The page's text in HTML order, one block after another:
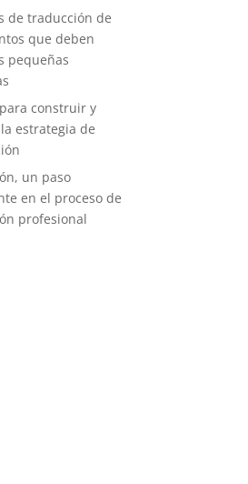
de traducción de
que deben
pequeñas
construir y
estrategia de
un paso
en el proceso de
profesional